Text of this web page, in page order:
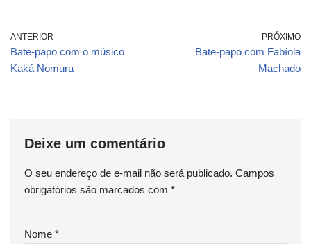
ANTERIOR
Bate-papo com o músico
Kaká Nomura
PRÓXIMO
Bate-papo com Fabíola
Machado
Deixe um comentário
O seu endereço de e-mail não será publicado. Campos
obrigatórios são marcados com *
Nome *